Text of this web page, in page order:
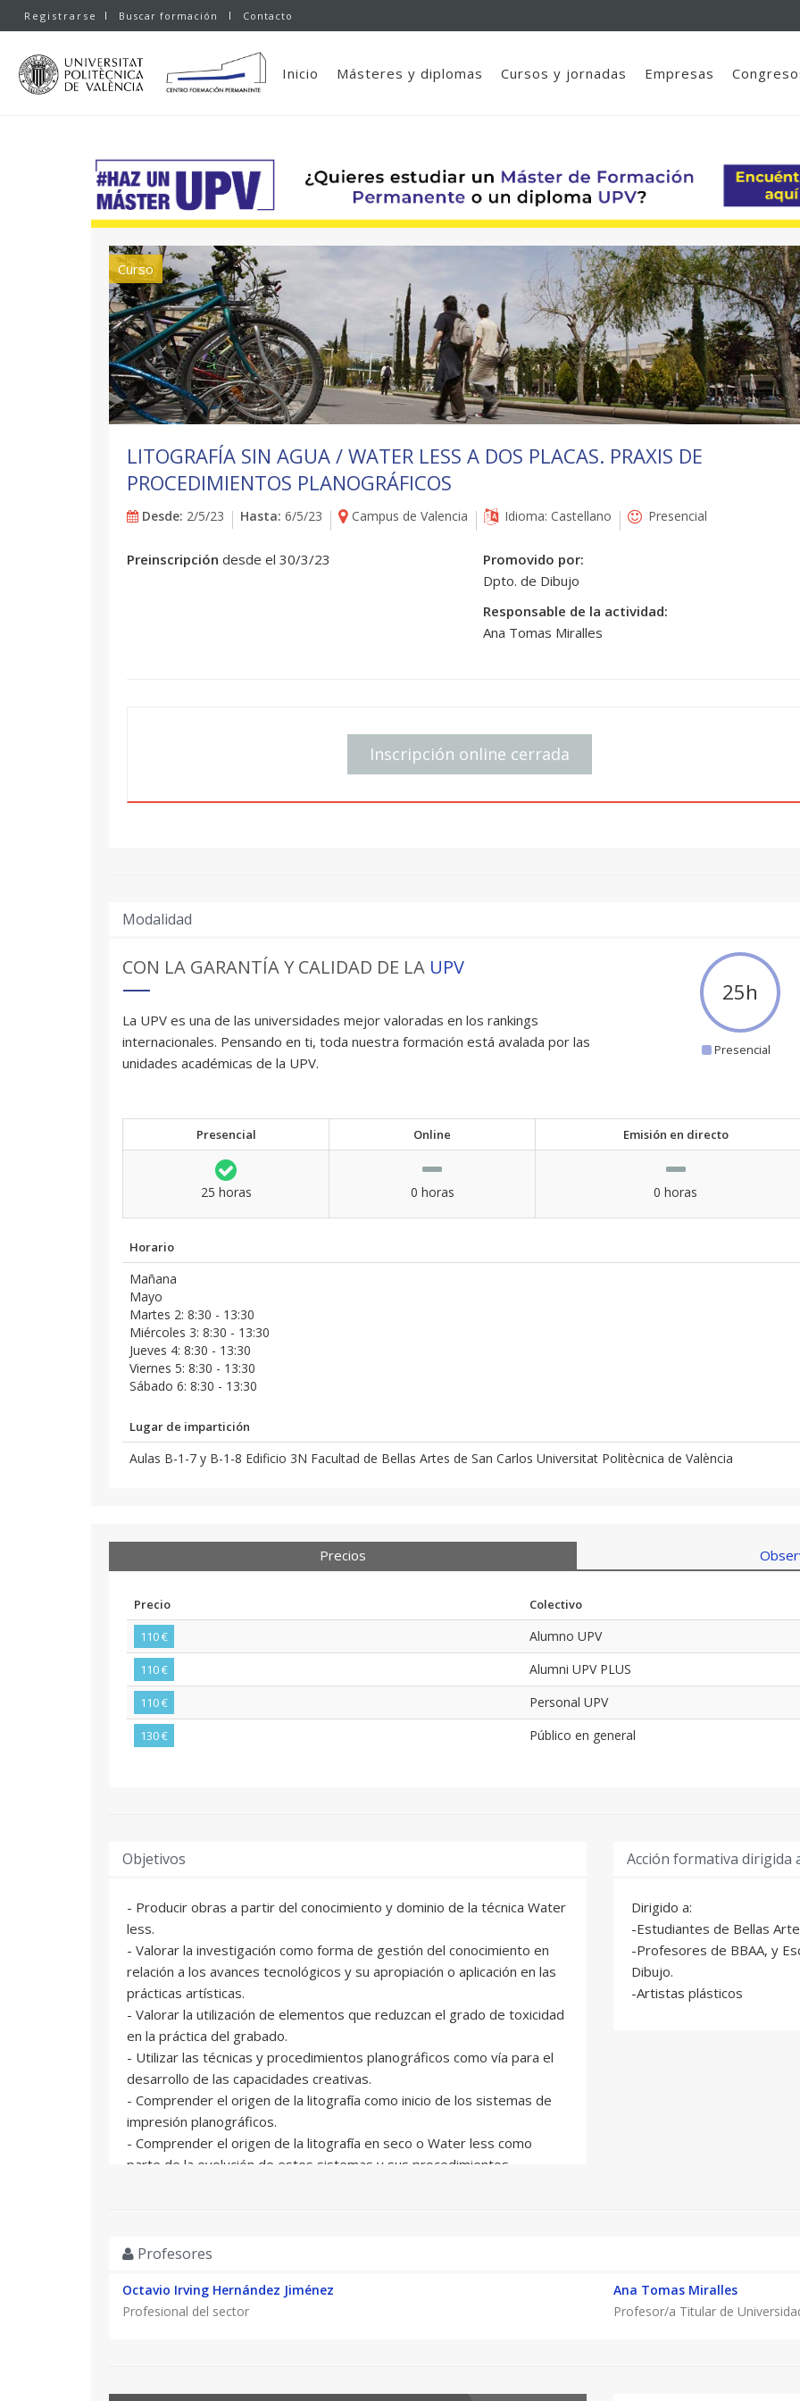
Registrarse Buscar formación Contacto
Inicio Másteres y diplomas Cursos y jornadas Empresas
Curso
LITOGRAFÍA SIN AGUA / WATER LESS A DOS PLACAS. PRAXIS DE
PROCEDIMIENTOS PLANOGRÁFICOS
Desde: 2/5/23 Hasta: 6/5/23 Campus de Valencia Idioma: Castellano Presencial
Preinscripción desde el 30/3/23
Promovido por:
Dpto. de Dibujo
Responsable de la actividad:
Ana Tomas Miralles
Inscripción online cerrada
Modalidad
CON LA GARANTÍA Y CALIDAD DE LA UPV
La UPV es una de las universidades mejor valoradas en los rankings
internacionales. Pensando en ti, toda nuestra formación está avalada por las
unidades académicas de la UPV.
25h
Presencial
Presencial Online Emisión en directo
25 horas 0 horas 0 horas
Horario
Mañana
Mayo
Martes 2: 8:30 - 13:30
Miércoles 3: 8:30 - 13:30
Jueves 4: 8:30 - 13:30
Viernes 5: 8:30 - 13:30
Sábado 6: 8:30 - 13:30
Lugar de impartición
Aulas B-1-7 y B-1-8 Edificio 3N Facultad de Bellas Artes de San Carlos Universitat Politècnica de València
Precios
Precio
Colectivo
110 €
Alumno UPV
110 € Alumni UPV PLUS
110 € Personal UPV
130 € Público en general
Objetivos
- Producir obras a partir del conocimiento y dominio de la técnica Water
less.
- Valorar la investigación como forma de gestión del conocimiento en
relación a los avances tecnológicos y su apropiación o aplicación en las
prácticas artísticas.
- Valorar la utilización de elementos que reduzcan el grado de toxicidad
en la práctica del grabado.
- Utilizar las técnicas y procedimientos planográficos como vía para el
desarrollo de las capacidades creativas.
- Comprender el origen de la litografía como inicio de los sistemas de
impresión planográficos.
- Comprender el origen de la litografía en seco o Water less como
parte de la evolución de estos sistemas y sus procedimientos.
lenguaje artístico personal.
Water less.
- Conocer los pasos para la planificación de la imagen, su
Acción formativa dirigida
Dirigido a:
-Estudiantes de Bellas
-Profesores de BBAA, y
Dibujo.
-Artistas plásticos
Profesores
Octavio Irving Hernández Jiménez
Profesional del sector
Ana Tomas Miralles
Profesor/a Titular de